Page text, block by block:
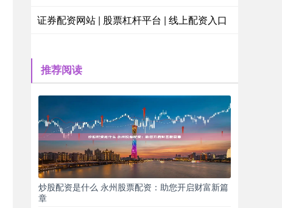
证券配资网站 | 股票杠杆平台 | 线上配资入口
推荐阅读
炒股配资是什么 永州股票配资：助您开启财富新篇
章